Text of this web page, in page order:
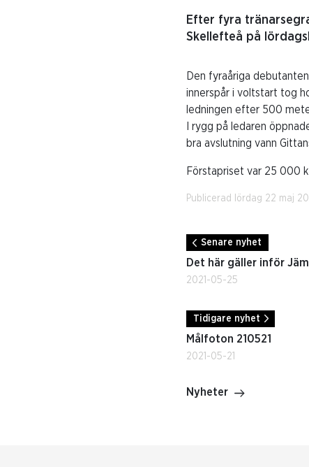
Efter fyra
Skellefteå på
Den fyraåriga debutanten
innerspår i voltstart tog
ledningen efter 500
I rygg på ledaren
bra avslutning vann
Förstapriset var 25 000
Publicerad lördag 22 maj
Senare nyhet
Det här gäller inför
2021-05-25
Tidigare nyhet
Målfoton 210521
2021-05-21
Nyheter